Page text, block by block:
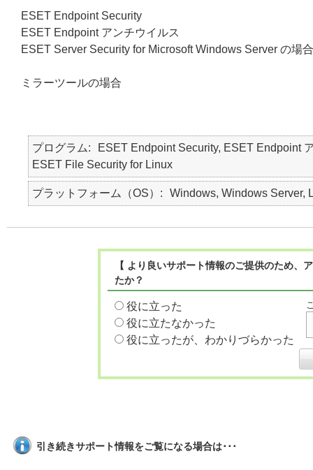
ESET Endpoint Security
ESET Endpoint アンチウイルス
ESET Server Security for Microsoft Windows Server の場合
ミラーツールの場合
プログラム
ESET Endpoint Security, ESET Endpoint
ESET File Security for Linux
プラットフォーム（OS） Windows, Windows Server,
【 より良いサポート情報のご提供のため
たか？
役に立った
役に立たなかった
役に立ったが、わかりづらかった
引き続きサポート情報をご覧になる場合は･･･